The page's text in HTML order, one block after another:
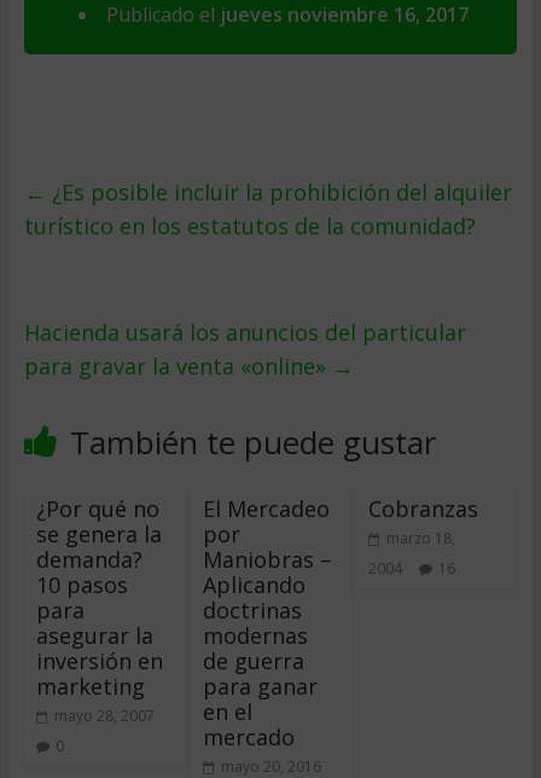
Publicado el jueves noviembre 16, 2017
← ¿Es posible incluir la prohibición del alquiler
turístico en los estatutos de la comunidad?
Hacienda usará los anuncios del particular
para gravar la venta «online» →
También te puede gustar
¿Por qué no
se genera la
demanda?
10 pasos
para
asegurar la
inversión en
marketing
mayo 28, 2007
0
El Mercadeo
por
Maniobras –
Aplicando
doctrinas
modernas
de guerra
para ganar
en el
mercado
mayo 20, 2016
Cobranzas
marzo 18,
2004
16